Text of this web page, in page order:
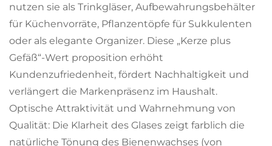
nutzen sie als Trinkgläser, Aufbewahrungsbehälter
für Küchenvorräte, Pflanzentöpfe für Sukkulenten
oder als elegante Organizer. Diese „Kerze plus
Gefäß“-Wert proposition erhöht
Kundenzufriedenheit, fördert Nachhaltigkeit und
verlängert die Markenpräsenz im Haushalt.
Optische Attraktivität und Wahrnehmung von
Qualität: Die Klarheit des Glases zeigt farblich die
natürliche Tönung des Bienenwachses (von